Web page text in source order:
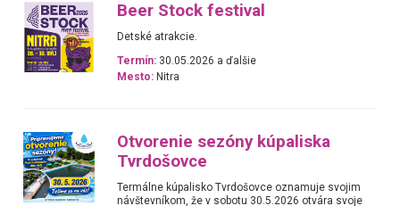
Beer Stock festival
Detské atrakcie.
Termín: 30.05.2026 a ďalšie
Mesto: Nitra
Otvorenie sezóny kúpaliska
Tvrdošovce
Termálne kúpalisko Tvrdošovce oznamuje svojim
návštevníkom, že v sobotu 30.5.2026 otvára svoje